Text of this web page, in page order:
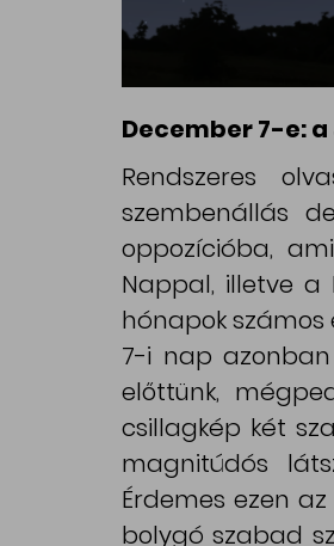
December 7-e:
Rendszeres
szembenállás
oppozícióba,
Nappal, illetve a
hónapok
7-i nap
előttünk,
csillagkép két
magnitúdós
Érdemes ezen
bolygó szabad